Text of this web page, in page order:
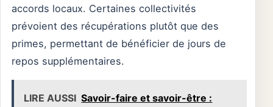
accords locaux. Certaines collectivités
prévoient des récupérations plutôt que des
primes, permettant de bénéficier de jours de
repos supplémentaires.
LIRE AUSSI Savoir-faire et savoir-être :